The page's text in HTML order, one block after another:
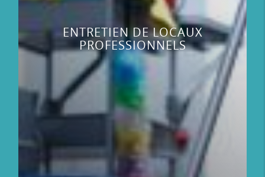
ENTRETIEN DE LOCAUX
PROFESSIONNELS